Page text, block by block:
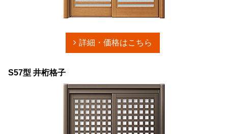
詳細・価格はこちら
S57型 井桁格子